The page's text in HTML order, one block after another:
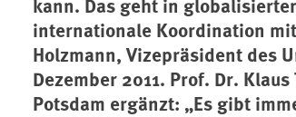
internationale Koordination
Holzmann, Vizepräsident des
Dezember 2011. Prof. Dr.
Potsdam ergänzt: „Es gibt